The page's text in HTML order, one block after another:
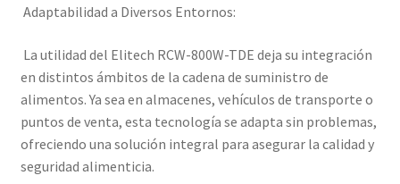
Adaptabilidad a Diversos Entornos:
La utilidad del Elitech RCW-800W-TDE deja su integración
en distintos ámbitos de la cadena de suministro de
alimentos. Ya sea en almacenes, vehículos de transporte o
puntos de venta, esta tecnología se adapta sin problemas,
ofreciendo una solución integral para asegurar la calidad y
seguridad alimenticia.